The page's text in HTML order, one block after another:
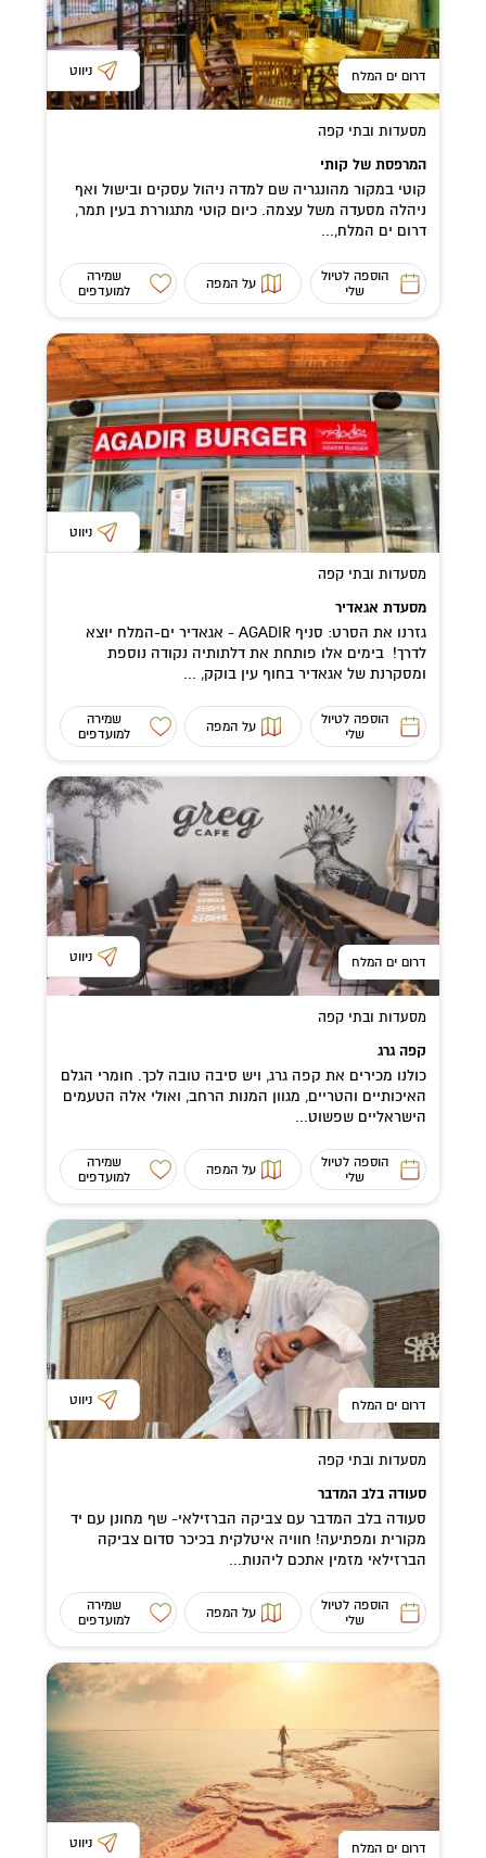
דרום ים המלח ניווט
מסעדות ובתי קפה
המרפסת של קותי
קוטי במקור מהונגריה שם למדה ניהול עסקים ובישול ואף
ניהלה מסעדה משל עצמה. כיום קוטי מתגוררת בעין תמר,
דרום ים המלח,...
הוספה לטיול
שלי
על המפה
שמירה
למועדפים
ניווט
מסעדות ובתי קפה
מסעדת אגאדיר
גזרנו את הסרט: סניף AGADIR - אגאדיר ים-המלח יוצא
לדרך! בימים אלו פותחת את דלתותיה נקודה נוספת
ומסקרנת של אגאדיר בחוף עין בוקק, ...
הוספה לטיול
שלי
על המפה
שמירה
למועדפים
דרום ים המלח ניווט
מסעדות ובתי קפה
קפה גרג
כולנו מכירים את קפה גרג, ויש סיבה טובה לכך. חומרי הגלם
האיכותיים והטריים, מגוון המנות הרחב, ואולי אלה הטעמים
הישראליים שפשוט...
הוספה לטיול
שלי
על המפה
שמירה
למועדפים
דרום ים המלח ניווט
מסעדות ובתי קפה
סעודה בלב המדבר
סעודה בלב המדבר עם צביקה הברזילאי- שף מחונן עם יד
מקורית ומפתיעה! חוויה איטלקית בכיכר סדום צביקה
הברזילאי מזמין אתכם ליהנות...
הוספה לטיול
שלי
על המפה
שמירה
למועדפים
דרום ים המלח ניווט